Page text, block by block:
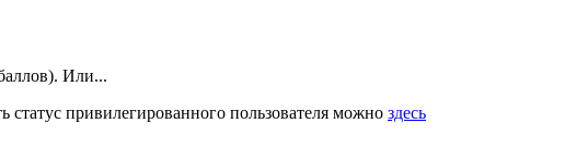
Или...
привилегированного пользователя можно здесь